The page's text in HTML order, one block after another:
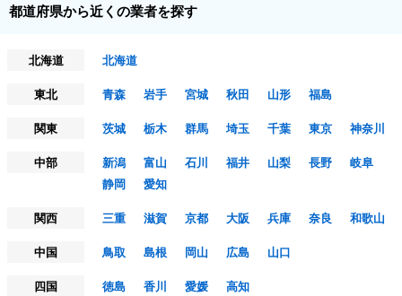
都道府県から近くの業者を探す
北海道
北海道
東北
青森 岩手 宮城 秋田 山形
福島
関東
茨城 栃木 群馬 埼玉 千葉 東京
神奈川
中部
新潟 富山 石川 福井 山梨 長野
岐阜
静岡
愛知
関西
三重 滋賀 京都 大阪 兵庫 奈良
和歌山
中国
鳥取 島根 岡山 広島
山口
四国
徳島 香川 愛媛
高知